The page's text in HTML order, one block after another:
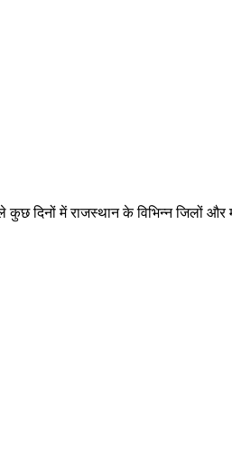
दिनों में राजस्थान के विभिन्न जिलों और